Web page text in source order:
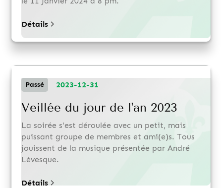
Détails
Passé 2023-12-31
Veillée du jour de l'an 2023
La soirée s'est déroulée avec un petit, mais
puissant groupe de membres et ami(e)s. Tous
jouissent de la musique présentée par André
Lévesque.
Détails